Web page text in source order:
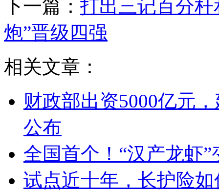
下一篇： 打出三记百分
炮”晋级四强
相关文章：
财政部出资5000亿元
公布
全国首个！“汉产龙虾
试点近十年，长护险